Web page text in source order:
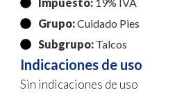
Impuesto:19% IVA
Grupo:Cuidado Pies
Subgrupo:Talcos
Indicaciones de uso
Sin indicaciones de uso